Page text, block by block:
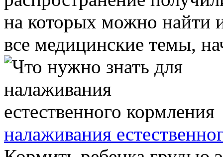
на которых можно найти
все медицинские темы,
налаживания